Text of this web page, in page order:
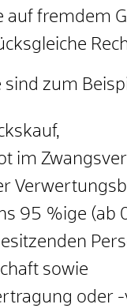
auf fremdem
zum
im
95 %ige (ab
sowie
oder